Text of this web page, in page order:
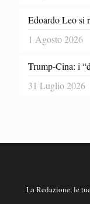
Edoardo Leo si
1 Agosto 2026
Trump-Cina: i
31 Luglio 2026
La Redazione, le